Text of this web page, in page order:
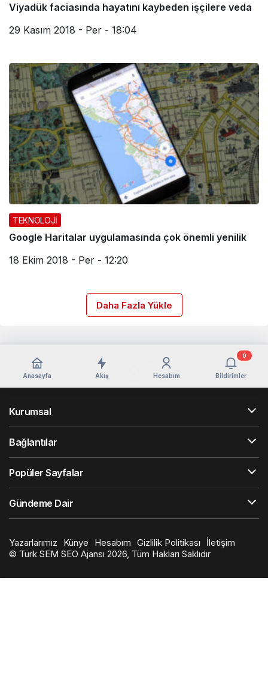
Viyadük faciasında hayatını kaybeden işçilere veda
29 Kasım 2018 - Per - 18:04
TEKNOLOJİ
Google Haritalar uygulamasında çok önemli yenilik
18 Ekim 2018 - Per - 12:20
Daha Fazla Yükle
Anasayfa Akış Hesabım Bildirimler
0
Kurumsal
Bağlantılar
Popüler Sayfalar
Gündeme Dair
Yazarlarımız Künye Hesabım Gizlilik Politikası
İletişim
© Türk SEM SEO Ajansı 2026, Tüm Hakları Saklıdır